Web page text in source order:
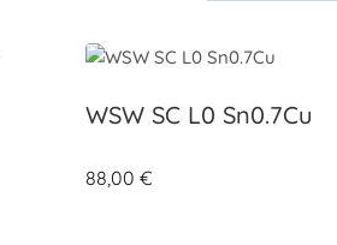
WSW SC L0 Sn0.7Cu
88,00 €